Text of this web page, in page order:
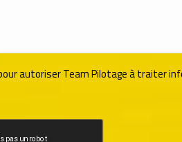
autoriser Team Pilotage à traiter